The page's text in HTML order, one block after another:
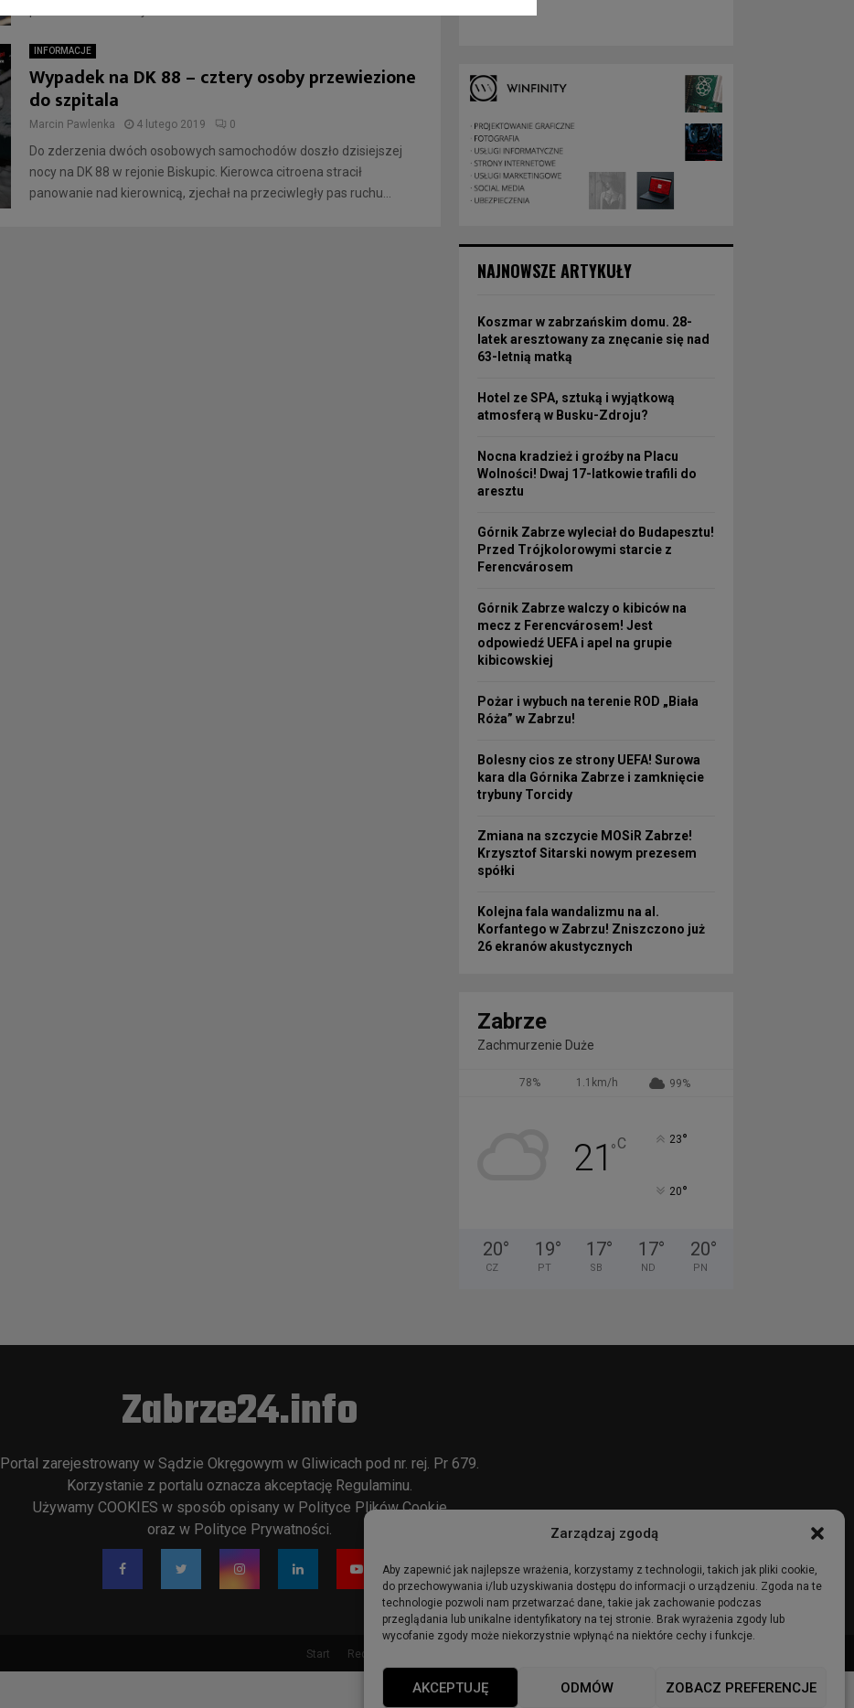
Zarządzaj zgodą
Aby zapewnić jak najlepsze wrażenia, korzystamy z technologii, takich jak pliki cookie,
do przechowywania i/lub uzyskiwania dostępu do informacji o urządzeniu. Zgoda na te
technologie pozwoli nam przetwarzać dane, takie jak zachowanie podczas
przeglądania lub unikalne identyfikatory na tej stronie. Brak wyrażenia zgody lub
wycofanie zgody może niekorzystnie wpłynąć na niektóre cechy i funkcje.
AKCEPTUJĘ ODMÓW ZOBACZ PREFERENCJE
INFORMACJE
Wypadek na DK 88 – cztery osoby przewiezione
do szpitala
Marcin Pawlenka 4 lutego 2019 0
Do zderzenia dwóch osobowych samochodów doszło dzisiejszej
nocy na DK 88 w rejonie Biskupic. Kierowca citroena stracił
panowanie nad kierownicą, zjechał na przeciwległy pas ruchu...
NAJNOWSZE ARTYKUŁY
Koszmar w zabrzańskim domu. 28-
latek aresztowany za znęcanie się nad
63-letnią matką
Hotel ze SPA, sztuką i wyjątkową
atmosferą w Busku-Zdroju?
Nocna kradzież i groźby na Placu
Wolności! Dwaj 17-latkowie trafili do
aresztu
Górnik Zabrze wyleciał do Budapesztu!
Przed Trójkolorowymi starcie z
Ferencvárosem
Górnik Zabrze walczy o kibiców na
mecz z Ferencvárosem! Jest
odpowiedź UEFA i apel na grupie
kibicowskiej
Pożar i wybuch na terenie ROD „Biała
Róża” w Zabrzu!
Bolesny cios ze strony UEFA! Surowa
kara dla Górnika Zabrze i zamknięcie
trybuny Torcidy
Zmiana na szczycie MOSiR Zabrze!
Krzysztof Sitarski nowym prezesem
spółki
Kolejna fala wandalizmu na al.
Korfantego w Zabrzu! Zniszczono już
26 ekranów akustycznych
Zabrze
Zachmurzenie Duże
78% 1.1km/h 99%
21°C 23°
20°
20°
CZ
19°
PT
17°
SB
17°
ND
20°
PN
Zabrze24.info
Portal zarejestrowany w Sądzie Okręgowym w Gliwicach pod nr. rej. Pr 679.
Korzystanie z portalu oznacza akceptację Regulaminu
Używamy COOKIES w sposób opisany w Polityce Plików Cookie
oraz w Polityce Prywatności
Start Redakcja